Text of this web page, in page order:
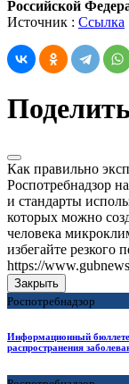
Российской
Источник : Ссылка
Как правильно
Роспотребнадзор
и стандарты
которых можно
человека
избегайте резкого
https://
Закрыть
Роспотребнадзор
Информационный
распространения